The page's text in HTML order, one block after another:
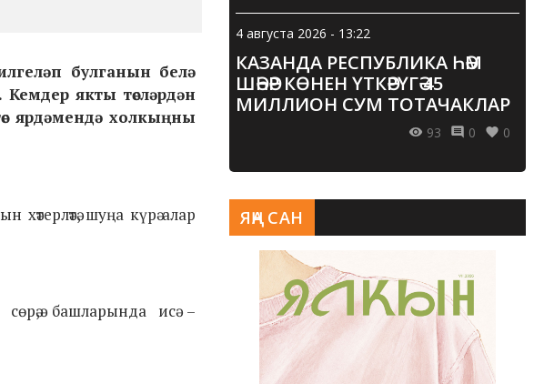
булганын белә
якты төсләрдән
ярдәмендә холкыңны
шуңа күрә алар
башларында исә –
4 августа 2026 - 13:22
КАЗАНДА РЕСПУБЛИКА ҺӘМ
ШӘҺӘР КӨНЕН ҮТКӘРҮГӘ 45
МИЛЛИОН СУМ ТОТАЧАКЛАР
93 0 0
ЯҢА САН